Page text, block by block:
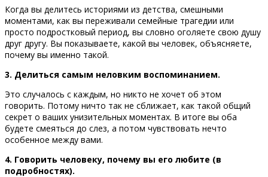
Когда вы делитесь историями из детства, смешными
моментами, как вы переживали семейные трагедии или
просто подростковый период, вы словно оголяете свою душу
друг другу. Вы показываете, какой вы человек, объясняете,
почему вы именно такой.
3. Делиться самым неловким воспоминанием.
Это случалось с каждым, но никто не хочет об этом
говорить. Потому ничто так не сближает, как такой общий
секрет о ваших унизительных моментах. В итоге вы оба
будете смеяться до слез, а потом чувствовать нечто
особенное между вами.
4. Говорить человеку, почему вы его любите (в
подробностях).